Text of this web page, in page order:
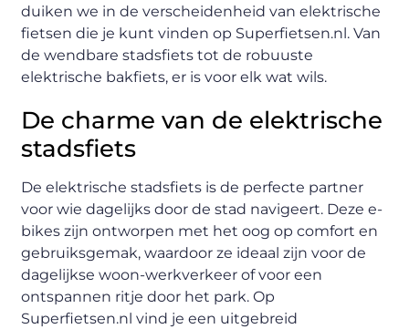
duiken we in de verscheidenheid van elektrische
fietsen die je kunt vinden op Superfietsen.nl. Van
de wendbare stadsfiets tot de robuuste
elektrische bakfiets, er is voor elk wat wils.
De charme van de elektrische
stadsfiets
De elektrische stadsfiets is de perfecte partner
voor wie dagelijks door de stad navigeert. Deze e-
bikes zijn ontworpen met het oog op comfort en
gebruiksgemak, waardoor ze ideaal zijn voor de
dagelijkse woon-werkverkeer of voor een
ontspannen ritje door het park. Op
Superfietsen.nl vind je een uitgebreid